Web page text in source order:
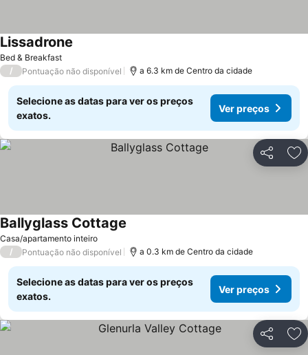
Bed & Breakfast
Lissadrone
/ Pontuação não disponível a 6.3 km de Centro da cidade
Selecione as datas para ver os preços
exatos.
Ver preços
Partilhar
Casa/apartamento inteiro
Ballyglass Cottage
/ Pontuação não disponível a 0.3 km de Centro da cidade
Selecione as datas para ver os preços
exatos.
Ver preços
Partilhar